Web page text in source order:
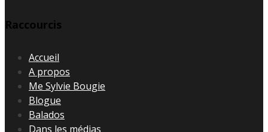
Raccourcis
Accueil
A propos
Me Sylvie Bougie
Blogue
Balados
Dans les médias